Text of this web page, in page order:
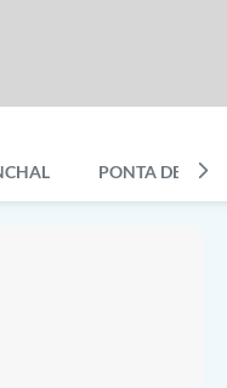
PONTA